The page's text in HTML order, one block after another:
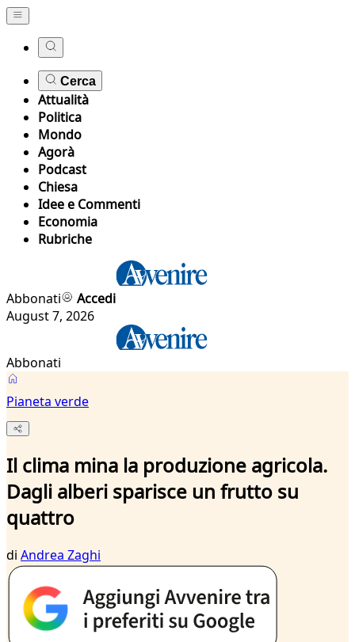
Cerca
Attualità
Politica
Mondo
Agorà
Podcast
Chiesa
Idee e Commenti
Economia
Rubriche
Abbonati
Accedi
August 7, 2026
Abbonati
Pianeta verde
Il clima mina la produzione agricola.
Dagli alberi sparisce un frutto su
quattro
di Andrea Zaghi